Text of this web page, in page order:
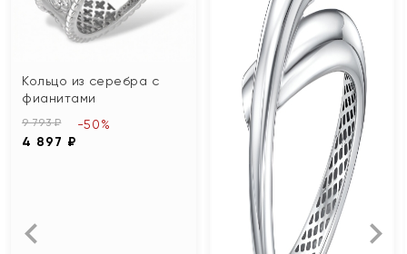
Кольцо из серебра с
фианитами
9 793 ₽
4 897 ₽
-50%